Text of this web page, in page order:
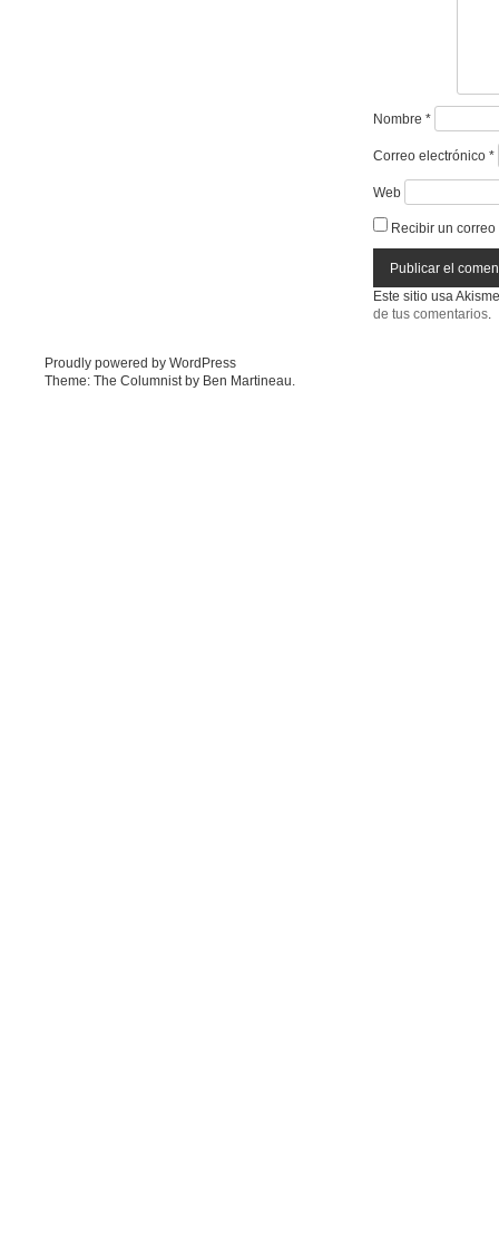
Nombre *
Correo electrónico *
Web
Recibir un
Este sitio usa
de tus comentarios.
Proudly powered by WordPress
Theme: The Columnist by Ben Martineau.